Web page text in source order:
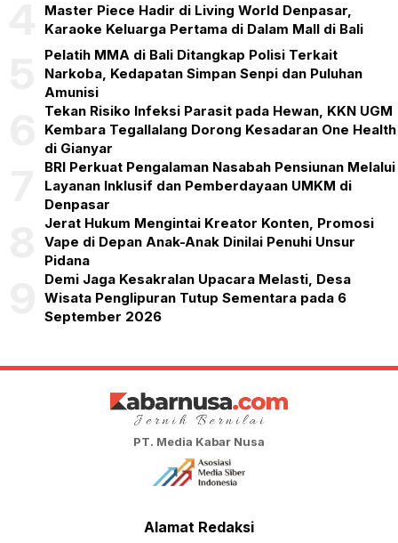
Master Piece Hadir di Living World Denpasar,
Karaoke Keluarga Pertama di Dalam Mall di Bali
Pelatih MMA di Bali Ditangkap Polisi Terkait
Narkoba, Kedapatan Simpan Senpi dan Puluhan
Amunisi
Tekan Risiko Infeksi Parasit pada Hewan, KKN UGM
Kembara Tegallalang Dorong Kesadaran One Health
di Gianyar
BRI Perkuat Pengalaman Nasabah Pensiunan Melalui
Layanan Inklusif dan Pemberdayaan UMKM di
Denpasar
Jerat Hukum Mengintai Kreator Konten, Promosi
Vape di Depan Anak-Anak Dinilai Penuhi Unsur
Pidana
Demi Jaga Kesakralan Upacara Melasti, Desa
Wisata Penglipuran Tutup Sementara pada 6
September 2026
PT. Media Kabar Nusa
Alamat Redaksi